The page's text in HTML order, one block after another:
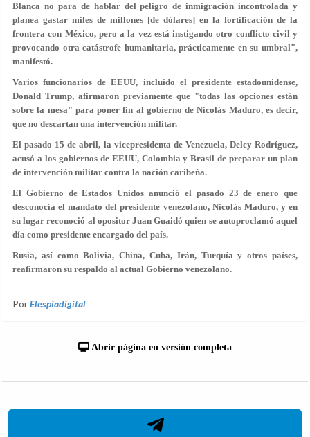
Blanca no para de hablar del peligro de inmigración incontrolada y
planea gastar miles de millones [de dólares] en la fortificación de la
frontera con México, pero a la vez está instigando otro conflicto civil y
provocando otra catástrofe humanitaria, prácticamente en su umbral",
manifestó.
Varios funcionarios de EEUU, incluido el presidente estadounidense,
Donald Trump, afirmaron previamente que "todas las opciones están
sobre la mesa" para poner fin al gobierno de Nicolás Maduro, es decir,
que no descartan una intervención militar.
El pasado 15 de abril, la vicepresidenta de Venezuela, Delcy Rodríguez,
acusó a los gobiernos de EEUU, Colombia y Brasil de preparar un plan
de intervención militar contra la nación caribeña.
El Gobierno de Estados Unidos anunció el pasado 23 de enero que
desconocía el mandato del presidente venezolano, Nicolás Maduro, y en
su lugar reconoció al opositor Juan Guaidó quien se autoproclamó aquel
día como presidente encargado del país.
Rusia, así como Bolivia, China, Cuba, Irán, Turquía y otros países,
reafirmaron su respaldo al actual Gobierno venezolano.
PorElespiadigital
Abrir página en versión completa